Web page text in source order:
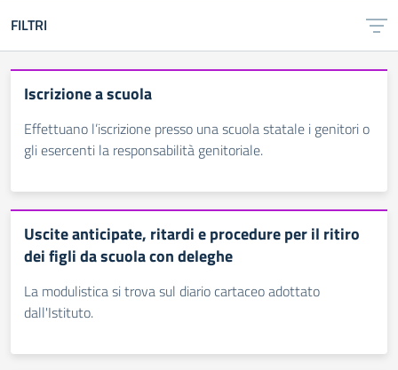
FILTRI
Iscrizione a scuola
Effettuano l’iscrizione presso una scuola statale i genitori o
gli esercenti la responsabilità genitoriale.
Uscite anticipate, ritardi e procedure per il ritiro
dei figli da scuola con deleghe
La modulistica si trova sul diario cartaceo adottato
dall'Istituto.